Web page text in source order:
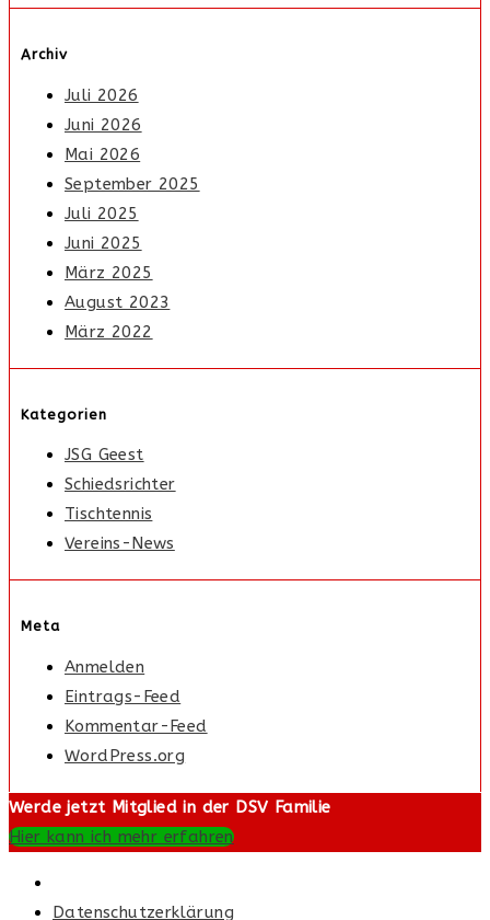
Archiv
Juli 2026
Juni 2026
Mai 2026
September 2025
Juli 2025
Juni 2025
März 2025
August 2023
März 2022
Kategorien
JSG Geest
Schiedsrichter
Tischtennis
Vereins-News
Meta
Anmelden
Eintrags-Feed
Kommentar-Feed
WordPress.org
Werde jetzt Mitglied in der DSV Familie
Hier kann ich mehr erfahren
Datenschutzerklärung